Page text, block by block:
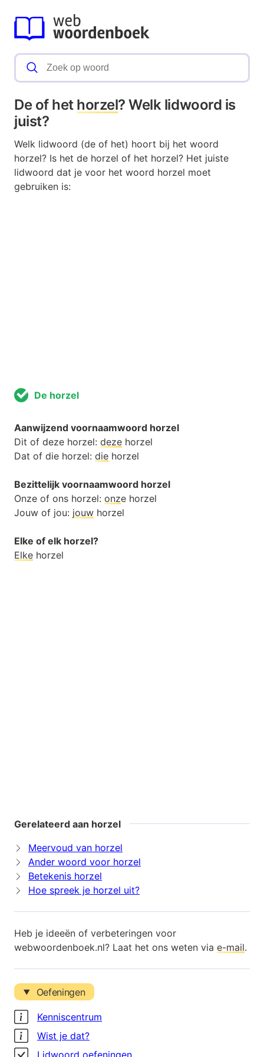
De of het horzel? Welk lidwoord is
juist?
Welk lidwoord (de of het) hoort bij het woord
horzel? Is het de horzel of het horzel? Het juiste
lidwoord dat je voor het woord horzel moet
gebruiken is:
De horzel
Aanwijzend voornaamwoord horzel
Dit of deze horzel: deze horzel
Dat of die horzel: die horzel
Bezittelijk voornaamwoord horzel
Onze of ons horzel: onze horzel
Jouw of jou: jouw horzel
Elke of elk horzel?
Elke horzel
Gerelateerd aan horzel
Meervoud van horzel
Ander woord voor horzel
Betekenis horzel
Hoe spreek je horzel uit?
Heb je ideeën of verbeteringen voor
webwoordenboek.nl? Laat het ons weten via e-mail.
Oefeningen
Kenniscentrum
Wist je dat?
Lidwoord oefeningen